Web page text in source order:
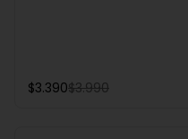
$3.390$3.990